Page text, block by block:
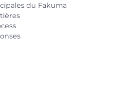
du Fakuma